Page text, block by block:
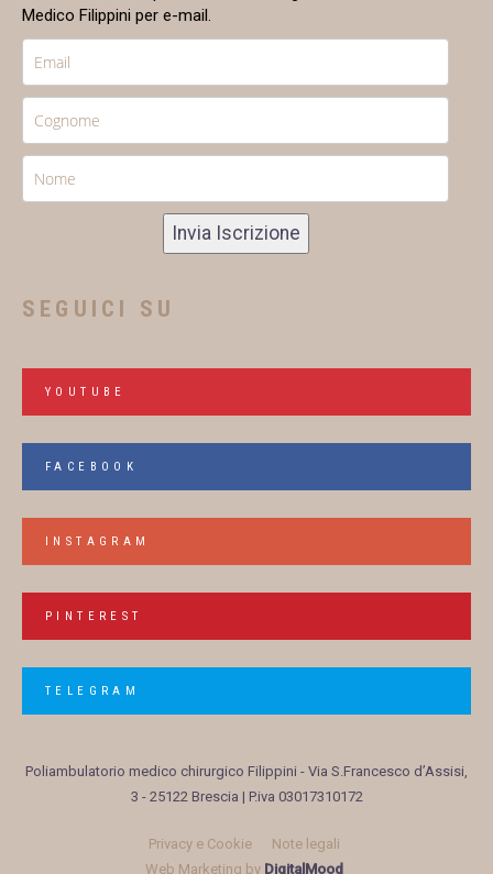
Medico Filippini per e-mail.
Invia Iscrizione
SEGUICI SU
YOUTUBE
FACEBOOK
INSTAGRAM
PINTEREST
TELEGRAM
Poliambulatorio medico chirurgico Filippini - Via S.Francesco d’Assisi,
3 - 25122 Brescia | P.iva 03017310172
Privacy e Cookie
Note legali
Web Marketing by DigitalMood